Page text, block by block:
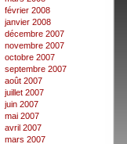
février 2008
janvier 2008
décembre 2007
novembre 2007
octobre 2007
septembre 2007
août 2007
juillet 2007
juin 2007
mai 2007
avril 2007
mars 2007